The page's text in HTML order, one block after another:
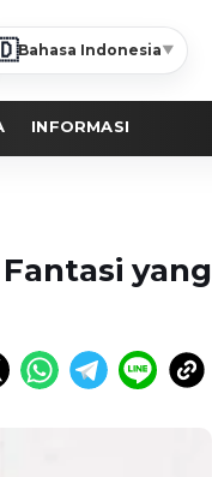
Bahasa Indonesia▼
INFORMASI
yang